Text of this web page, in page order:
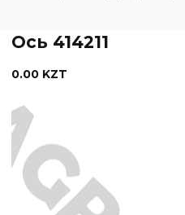
Ось 414211
0.00 KZT